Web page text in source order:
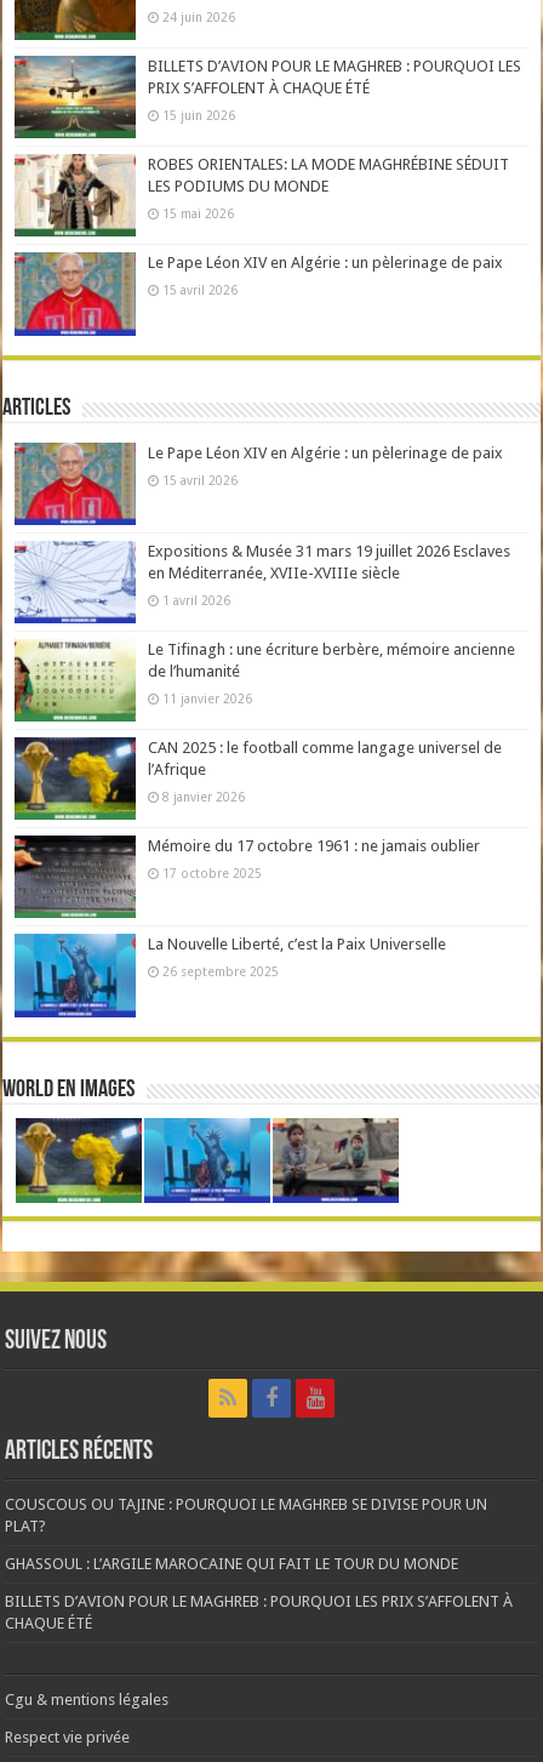
24 juin 2026
BILLETS D’AVION POUR LE MAGHREB : POURQUOI LES
PRIX S’AFFOLENT À CHAQUE ÉTÉ
15 juin 2026
ROBES ORIENTALES: LA MODE MAGHRÉBINE SÉDUIT
LES PODIUMS DU MONDE
15 mai 2026
Le Pape Léon XIV en Algérie : un pèlerinage de paix
15 avril 2026
Articles
Le Pape Léon XIV en Algérie : un pèlerinage de paix
15 avril 2026
Expositions & Musée 31 mars 19 juillet 2026 Esclaves
en Méditerranée, XVIIe-XVIIIe siècle
1 avril 2026
Le Tifinagh : une écriture berbère, mémoire ancienne
de l’humanité
11 janvier 2026
CAN 2025 : le football comme langage universel de
l’Afrique
8 janvier 2026
Mémoire du 17 octobre 1961 : ne jamais oublier
17 octobre 2025
La Nouvelle Liberté, c’est la Paix Universelle
26 septembre 2025
World en Images
Suivez nous
Articles récents
COUSCOUS OU TAJINE : POURQUOI LE MAGHREB SE DIVISE POUR UN
PLAT?
GHASSOUL : L’ARGILE MAROCAINE QUI FAIT LE TOUR DU MONDE
BILLETS D’AVION POUR LE MAGHREB : POURQUOI LES PRIX S’AFFOLENT À
CHAQUE ÉTÉ
Cgu & mentions légales
Respect vie privée